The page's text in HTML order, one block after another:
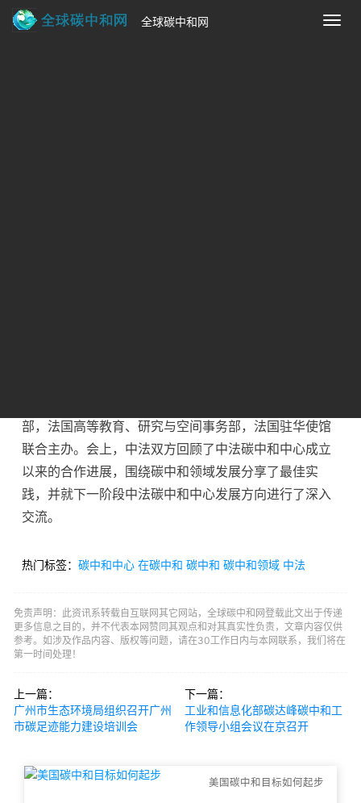
切
全球碳中和网
部，法国高等教育、研究与空间事务部，法国驻华使馆
联合主办。会上，中法双方回顾了中法碳中和中心成立
以来的合作进展，围绕碳中和领域发展分享了最佳实
践，并就下一阶段中法碳中和中心发展方向进行了深入
交流。
热门标签： 碳中和中心 在碳中和 碳中和 碳中和领域 中法
免责声明：此资讯系转载自互联网其它网站，全球碳中和网登载此文出于传递
更多信息之目的，并不代表本网赞同其观点和对其真实性负责，文章内容仅供
参考。如涉及作品内容、版权等问题，请在30工作日内与本网联系，我们将在
第一时间处理！
上一篇：
广州市生态环境局组织召开广州
市碳足迹能力建设培训会
下一篇：
工业和信息化部碳达峰碳中和工
作领导小组会议在京召开
美国碳中和目标如何起步